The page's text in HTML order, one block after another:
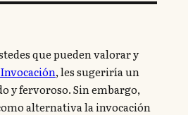
que pueden valorar y
, les sugeriría un
y fervoroso. Sin embargo,
alternativa la invocación